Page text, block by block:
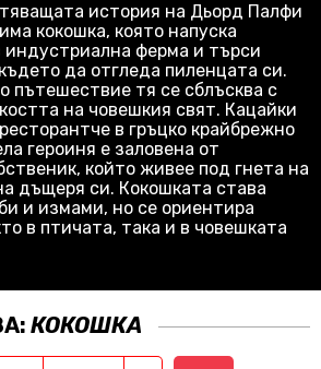
история на Дьорд Палфи
кокошка, която напуска
ферма и търси
да отгледа пиленцата си.
пътешествие тя се сблъсква с
на човешкия свят. Кацайки
в гръцко крайбрежно
героиня е заловена от
който живее под гнета на
дъщеря си. Кокошката става
и измами, но се ориентира
в птичата, така и в човешката
КОКОШКА